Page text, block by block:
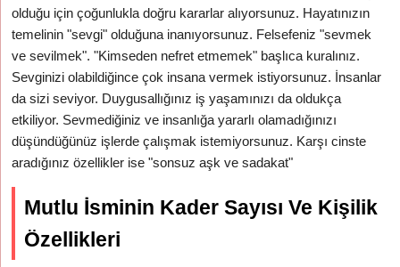
olduğu için çoğunlukla doğru kararlar alıyorsunuz. Hayatınızın
temelinin "sevgi" olduğuna inanıyorsunuz. Felsefeniz "sevmek
ve sevilmek". "Kimseden nefret etmemek" başlıca kuralınız.
Sevginizi olabildiğince çok insana vermek istiyorsunuz. İnsanlar
da sizi seviyor. Duygusallığınız iş yaşamınızı da oldukça
etkiliyor. Sevmediğiniz ve insanlığa yararlı olamadığınızı
düşündüğünüz işlerde çalışmak istemiyorsunuz. Karşı cinste
aradığınız özellikler ise "sonsuz aşk ve sadakat"
Mutlu İsminin Kader Sayısı Ve Kişilik
Özellikleri